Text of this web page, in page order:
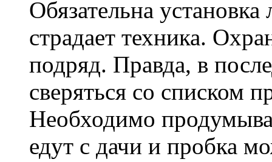
Обязательна
страдает техника.
подряд. Правда, в
сверяться со списком
Необходимо
едут с дачи и пробка